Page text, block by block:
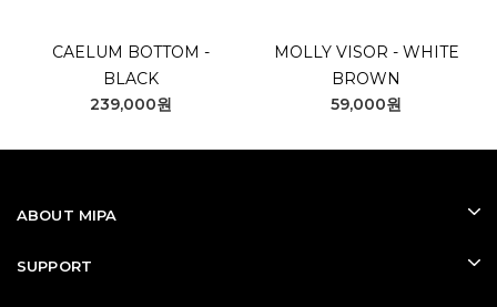
CAELUM BOTTOM -
BLACK
239,000원
MOLLY VISOR - WHITE
BROWN
59,000원
ABOUT MIPA
SUPPORT